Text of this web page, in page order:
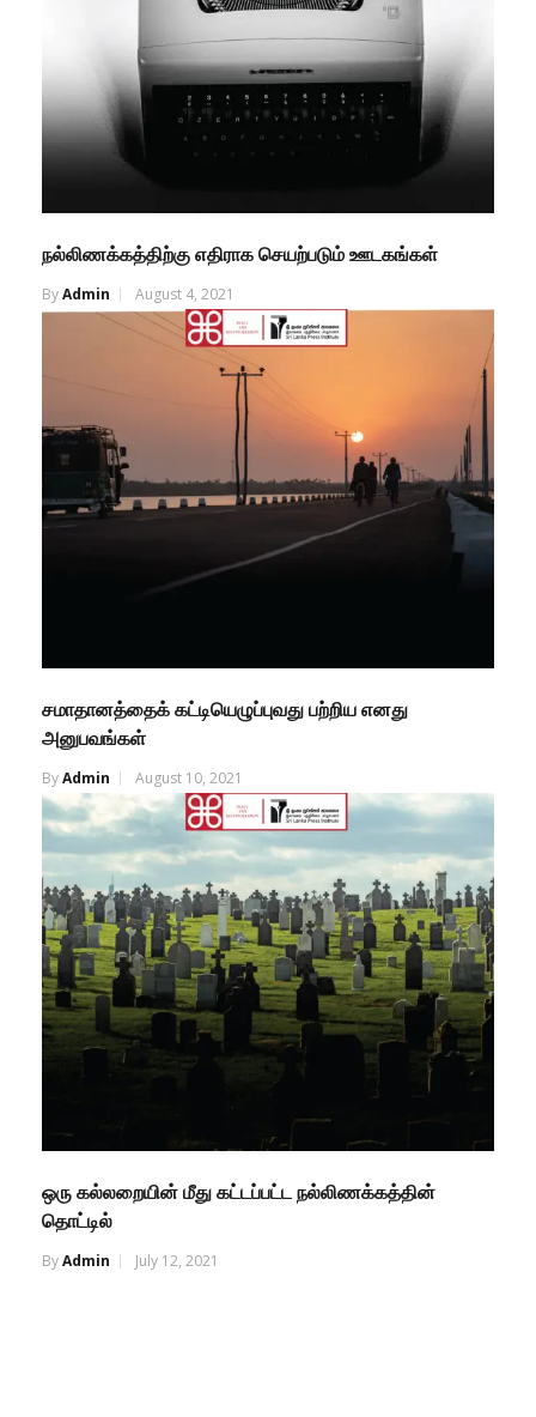
நல்லிணக்கத்திற்கு எதிராக செயற்படும் ஊடகங்கள்
ByAdmin August 4, 2021
சமாதானத்தைக் கட்டியெழுப்புவது பற்றிய எனது
அனுபவங்கள்
ByAdmin August 10, 2021
ஒரு கல்லறையின் மீது கட்டப்பட்ட நல்லிணக்கத்தின்
தொட்டில்
ByAdmin July 12, 2021